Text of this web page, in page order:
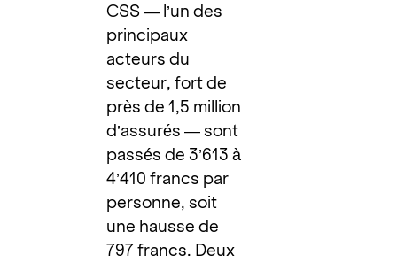
CSS — l’un des
principaux
acteurs du
secteur, fort de
près de 1,5 million
d’assurés — sont
passés de 3’613 à
4’410 francs par
personne, soit
une hausse de
797 francs. Deux